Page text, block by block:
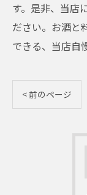
す。是非、当店
ださい。お酒と
できる、当店自
< 前のページ